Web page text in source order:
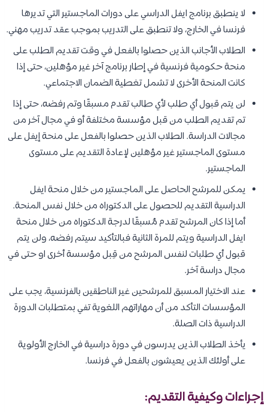
لا ينطبق برنامج ايفل الدراسي على دورات الماجستير التي تديرها
فرنسا في الخارج، ولا تنطبق على التدريب بموجب عقد تدريب مهني.
الطلاب الأجانب الذين حصلوا بالفعل في وقت تقديم الطلب على
منحة حكومية فرنسية في إطار برنامج آخر غير مؤهلين، حتى إذا
كانت المنحة الأخرى لا تشمل تغطية الضمان الاجتماعي.
لن يتم قبول أي طلب لأي طالب تقدم مسبقًا وتم رفضه، حتى إذا
تم تقديم الطلب من قبل مؤسسة مختلفة أو في مجال آخر من
مجالات الدراسة. الطلاب الذين حصلوا بالفعل على منحة إيفل على
مستوى الماجستير غير مؤهلين لإعادة التقديم على مستوى
الماجستير.
يمكن للمرشح الحاصل على الماجستير من خلال منحة ايفل
الدراسية التقديم للحصول على الدكتوراه من خلال نفس المنحة.
أما إذا كان المرشح تقدم مُسبقًا لدرجة الدكتوراه من خلال منحة
ايفل الدراسية ويتم للمرة الثانية فبالتأكيد سيتم رفضه، ولن يتم
قبول أي طلبات لنفس المرشح من قِبل مؤسسة أخرى او حتى في
مجال دراسة آخر.
عند الاختيار المسبق للمرشحين غير الناطقين بالفرنسية، يجب على
المؤسسات التأكد من أن مهاراتهم اللغوية تفي بمتطلبات الدورة
الدراسية ذات الصلة.
يأخذ الطلاب الذين يدرسون في دورة دراسية في الخارج الأولوية
على أولئك الذين يعيشون بالفعل في فرنسا.
إجراءات وكيفية التقديم: